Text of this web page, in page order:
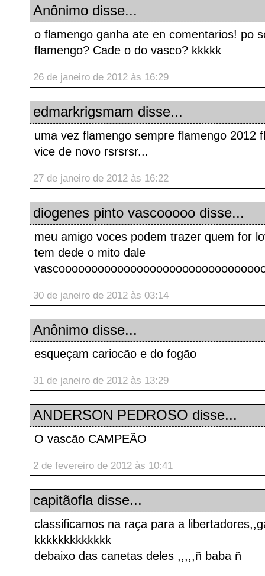
Anônimo disse...
o flamengo ganha ate en comentarios! po
flamengo? Cade o do vasco? kkkkk
26 de janeiro de 2012 às 16:29
edmarkrigsmam disse...
uma vez flamengo sempre flamengo 2012
vice de novo rsrsrsr...
27 de janeiro de 2012 às 16:22
diogenes pinto vascooooo disse...
meu amigo voces podem trazer quem for
tem dede o mito dale
30 de janeiro de 2012 às 03:14
Anônimo disse...
esqueçam cariocão e do fogão
31 de janeiro de 2012 às 13:29
ANDERSON PEDROSO disse...
O vascão CAMPEÃO
2 de fevereiro de 2012 às 10:41
capitãofladisse...
classificamos na raça para a
kkkkkkkkkkkkk
debaixo das canetas deles ,,,,,ñ baba ñ